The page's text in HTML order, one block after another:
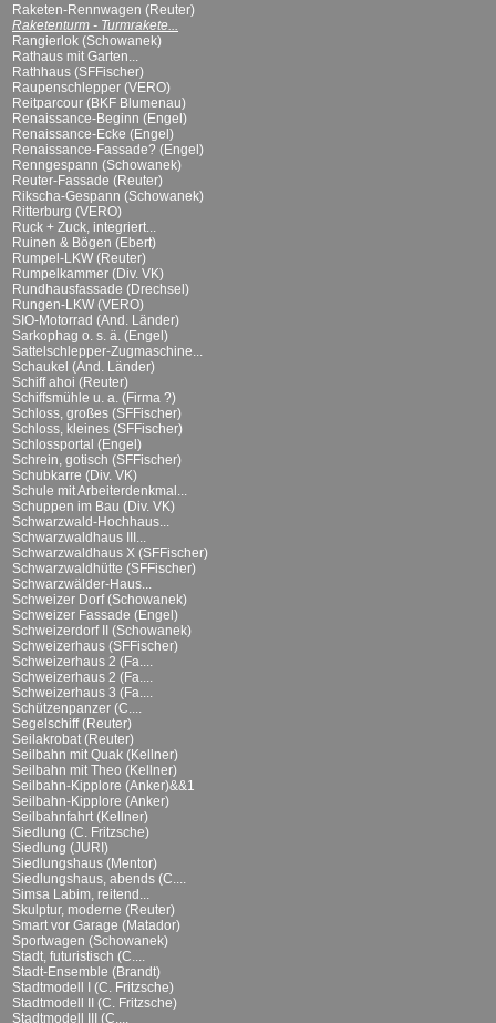
Raketen-Rennwagen (Reuter)
Raketenturm - Turmrakete...
Rangierlok (Schowanek)
Rathaus mit Garten...
Rathhaus (SFFischer)
Raupenschlepper (VERO)
Reitparcour (BKF Blumenau)
Renaissance-Beginn (Engel)
Renaissance-Ecke (Engel)
Renaissance-Fassade? (Engel)
Renngespann (Schowanek)
Reuter-Fassade (Reuter)
Rikscha-Gespann (Schowanek)
Ritterburg (VERO)
Ruck + Zuck, integriert...
Ruinen & Bögen (Ebert)
Rumpel-LKW (Reuter)
Rumpelkammer (Div. VK)
Rundhausfassade (Drechsel)
Rungen-LKW (VERO)
SIO-Motorrad (And. Länder)
Sarkophag o. s. ä. (Engel)
Sattelschlepper-Zugmaschine...
Schaukel (And. Länder)
Schiff ahoi (Reuter)
Schiffsmühle u. a. (Firma ?)
Schloss, großes (SFFischer)
Schloss, kleines (SFFischer)
Schlossportal (Engel)
Schrein, gotisch (SFFischer)
Schubkarre (Div. VK)
Schule mit Arbeiterdenkmal...
Schuppen im Bau (Div. VK)
Schwarzwald-Hochhaus...
Schwarzwaldhaus III...
Schwarzwaldhaus X (SFFischer)
Schwarzwaldhütte (SFFischer)
Schwarzwälder-Haus...
Schweizer Dorf (Schowanek)
Schweizer Fassade (Engel)
Schweizerdorf II (Schowanek)
Schweizerhaus (SFFischer)
Schweizerhaus 2 (Fa....
Schweizerhaus 2 (Fa....
Schweizerhaus 3 (Fa....
Schützenpanzer (C....
Segelschiff (Reuter)
Seilakrobat (Reuter)
Seilbahn mit Quak (Kellner)
Seilbahn mit Theo (Kellner)
Seilbahn-Kipplore (Anker)&&1
Seilbahn-Kipplore (Anker)
Seilbahnfahrt (Kellner)
Siedlung (C. Fritzsche)
Siedlung (JURI)
Siedlungshaus (Mentor)
Siedlungshaus, abends (C....
Simsa Labim, reitend...
Skulptur, moderne (Reuter)
Smart vor Garage (Matador)
Sportwagen (Schowanek)
Stadt, futuristisch (C....
Stadt-Ensemble (Brandt)
Stadtmodell I (C. Fritzsche)
Stadtmodell II (C. Fritzsche)
Stadtmodell III (C....